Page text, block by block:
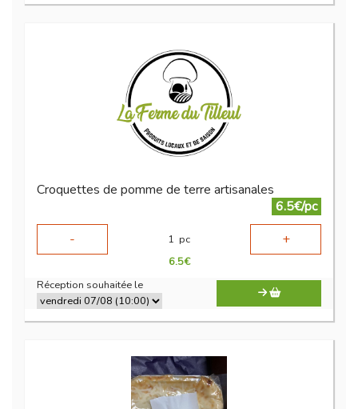
Croquettes de pomme de terre artisanales
6.5€/pc
-
1 pc +
6.5€
Réception souhaitée le